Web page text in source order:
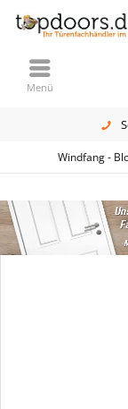
Menü
Windfang -